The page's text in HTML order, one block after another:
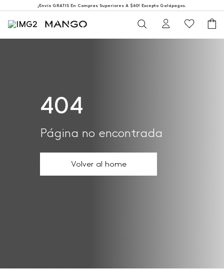
¡Envío GRATIS En Compras Superiores A $60! Excepto Galápagos.
404
Página no encontrada
Volver al home